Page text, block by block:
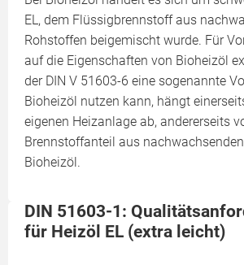
EL, dem Flüssigbrennstoff aus
Rohstoffen beigemischt wurde. Für
auf die Eigenschaften von Bioheizöl
der DIN V 51603-6 eine sogenannte
Bioheizöl nutzen kann, hängt
eigenen Heizanlage ab, andererseits
Brennstoffanteil aus
Bioheizöl.
DIN 51603-1:
für Heizöl EL (extra leicht)